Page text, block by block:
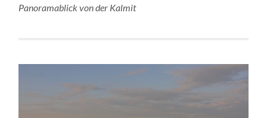
Panoramablick von der Kalmit